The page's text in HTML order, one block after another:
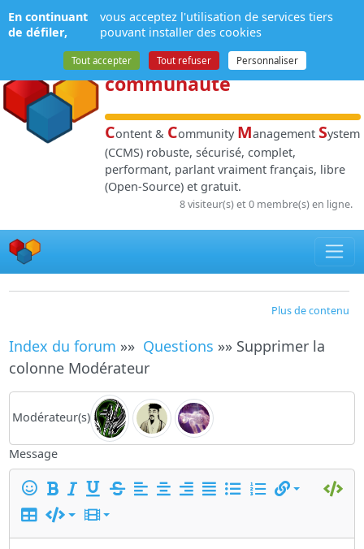
NPDS:Gestion de
contenuet de
communauté
Content & Community Management System
(CCMS) robuste, sécurisé, complet,
performant, parlant vraiment français, libre
(Open-Source) et gratuit.
8 visiteur(s) et 0 membre(s) en ligne.
Plus de contenu
Index du forum »» Questions »» Supprimer la
colonne Modérateur
Modérateur(s)
Message
Panneau de gestion des cookies
En continuant
de défiler,
vous acceptez l'utilisation de services tiers
pouvant installer des cookies
Tout accepter Tout refuser Personnaliser